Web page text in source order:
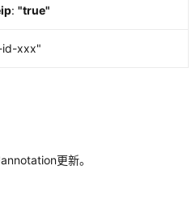
:"true"
id-xxx"
更新。